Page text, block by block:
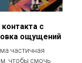
с
ощущений
частичная
чтобы смочь